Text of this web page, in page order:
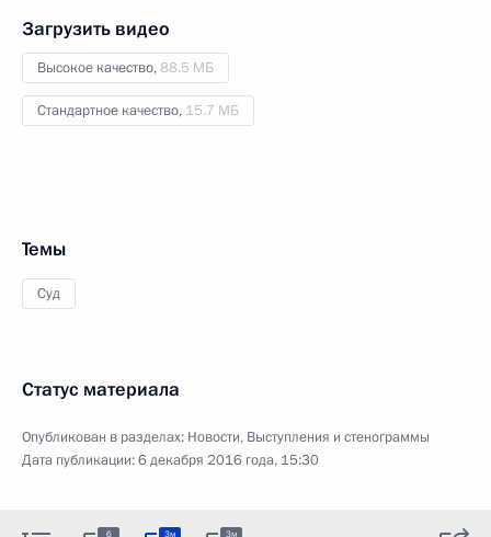
Загрузить видео
Высокое качество,88.5 МБ
Стандартное качество, 15.7 МБ
Темы
Суд
Статус материала
Опубликован в разделах: Новости, Выступления и стенограммы
Дата публикации:6 декабря 2016 года, 15:30
6 3м 3м